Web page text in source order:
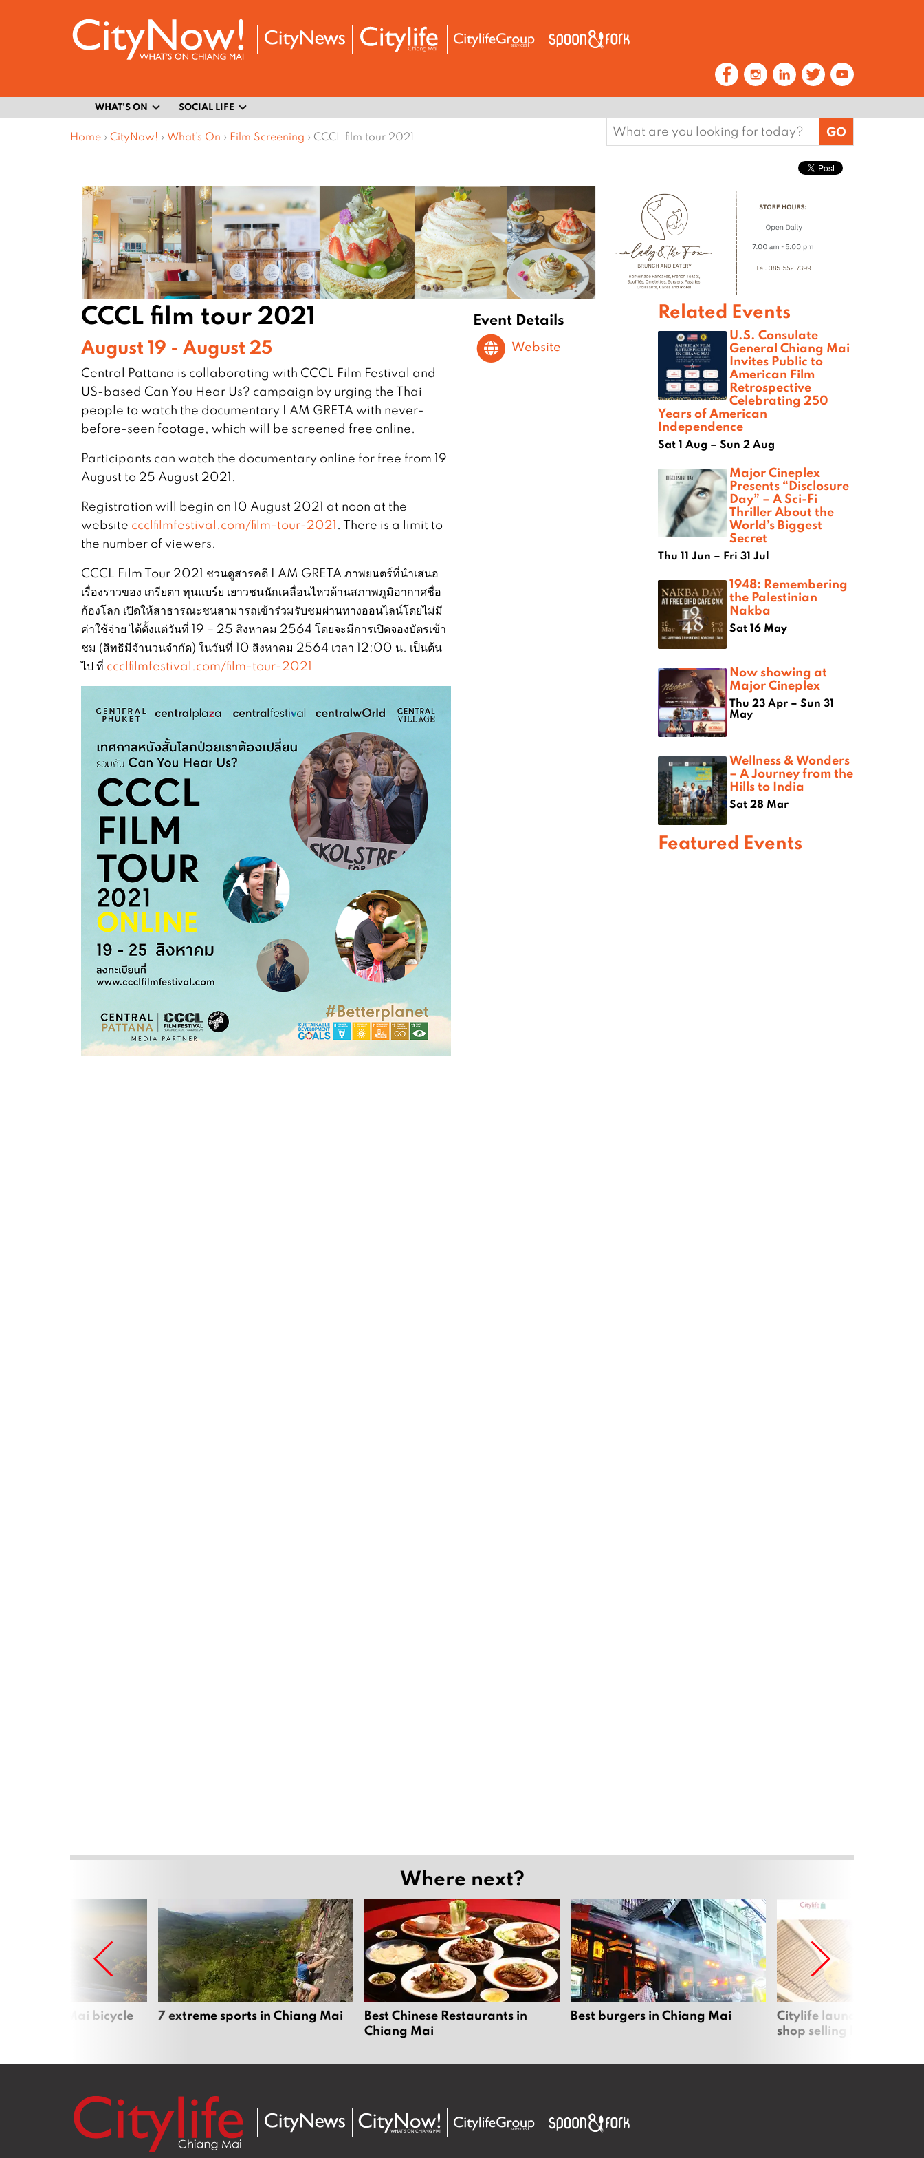
WHAT’S ON SOCIAL LIFE
Home › CityNow! › What’s On › Film Screening › CCCL film tour 2021
Search
for:
CCCL film tour 2021
August 19 - August 25
Central Pattana is collaborating with CCCL Film Festival and
US-based Can You Hear Us? campaign by urging the Thai
people to watch the documentary I AM GRETA with never-
before-seen footage, which will be screened free online.
Participants can watch the documentary online for free from 19
August to 25 August 2021.
Registration will begin on 10 August 2021 at noon at the
website ccclfilmfestival.com/film-tour-2021. There is a limit to
the number of viewers.
CCCL Film Tour 2021 ชวนดูสารคดี I AM GRETA ภาพยนตร์ที่นำเสนอ
เรื่องราวของ เกรียตา ทุนแบร์ย เยาวชนนักเคลื่อนไหวด้านสภาพภูมิอากาศชื่อ
ก้องโลก เปิดให้สาธารณะชนสามารถเข้าร่วมรับชมผ่านทางออนไลน์โดยไม่มี
ค่าใช้จ่าย ได้ตั้งแต่วันที่ 19 – 25 สิงหาคม 2564 โดยจะมีการเปิดจองบัตรเข้า
ชม (สิทธิมีจำนวนจำกัด) ในวันที่ 10 สิงหาคม 2564 เวลา 12:00 น. เป็นต้น
ไป ที่ ccclfilmfestival.com/film-tour-2021
Event Details
Website
Related Events
U.S. Consulate
General Chiang Mai
Invites Public to
American Film
Retrospective
Celebrating 250
Years of American
Independence
Sat 1 Aug – Sun 2 Aug
Major Cineplex
Presents “Disclosure
Day” – A Sci-Fi
Thriller About the
World’s Biggest
Secret
Thu 11 Jun – Fri 31 Jul
1948: Remembering
the Palestinian
Nakba
Sat 16 May
Now showing at
Major Cineplex
Thu 23 Apr – Sun 31
May
Wellness & Wonders
– A Journey from the
Hills to India
Sat 28 Mar
Featured Events
Where next?
Chiang Mai bicycle 7 extreme sports in Chiang Mai
Best Chinese Restaurants in
Chiang Mai
Best burgers in Chiang Mai
Citylife launches new
shop selling local